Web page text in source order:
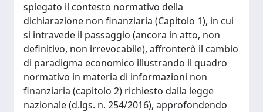
spiegato il contesto normativo della
dichiarazione non finanziaria (Capitolo 1), in cui
si intravede il passaggio (ancora in atto, non
definitivo, non irrevocabile), affronterò il cambio
di paradigma economico illustrando il quadro
normativo in materia di informazioni non
finanziaria (capitolo 2) richiesto dalla legge
nazionale (d.lgs. n. 254/2016), approfondendo